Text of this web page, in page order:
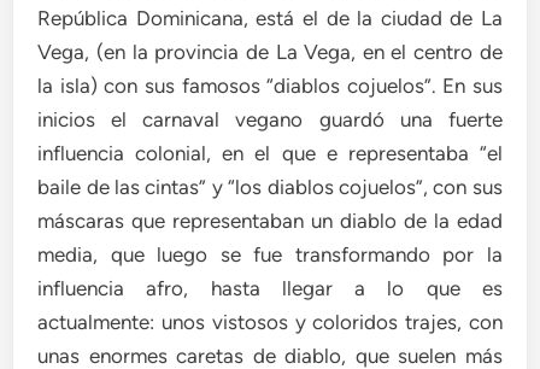
República Dominicana, está el de la ciudad de La
Vega, (en la provincia de La Vega, en el centro de
la isla) con sus famosos “diablos cojuelos”. En sus
inicios el carnaval vegano guardó una fuerte
influencia colonial, en el que e representaba “el
baile de las cintas” y “los diablos cojuelos”, con sus
máscaras que representaban un diablo de la edad
media, que luego se fue transformando por la
influencia afro, hasta llegar a lo que es
actualmente: unos vistosos y coloridos trajes, con
unas enormes caretas de diablo, que suelen más